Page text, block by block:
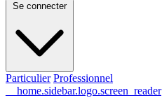
Se connecter
Particulier Professionnel
__home.sidebar.logo.screen_reader